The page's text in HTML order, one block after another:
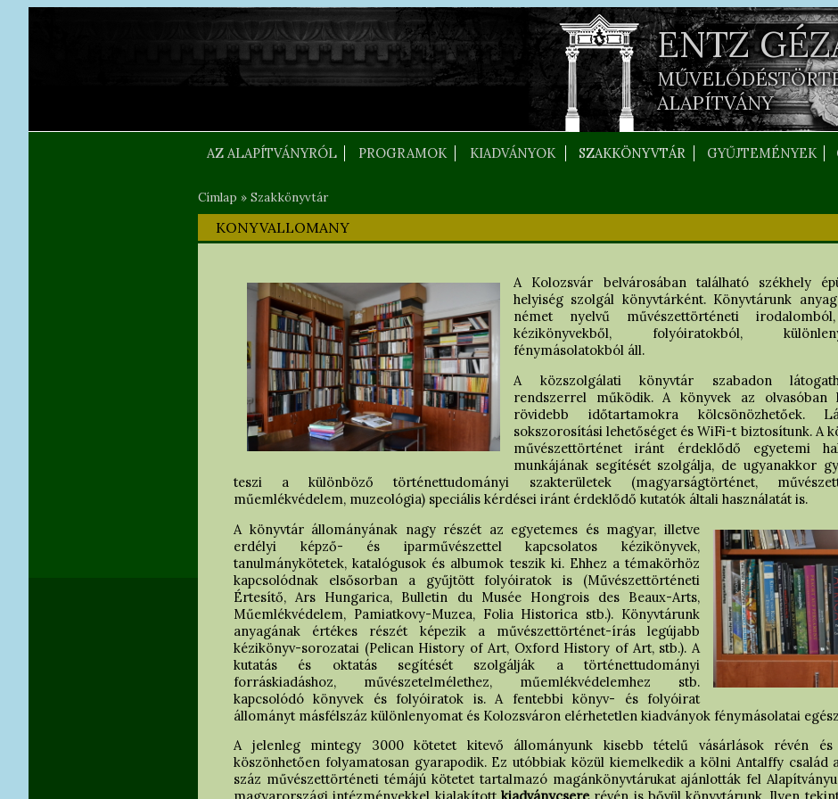
ENTZ
ALAPÍTVÁNY
AZ ALAPÍTVÁNYRÓL PROGRAMOK KIADVÁNYOK SZAKKÖNYVTÁR GYŰJTEMÉNYEK
Jelenlegi hely
Címlap » Szakkönyvtár
KONYVALLOMANY
A Kolozsvár belvárosában található székhely
helyiség szolgál könyvtárként. Könyvtárunk
német nyelvű művészettörténeti
kézikönyvekből, folyóiratokból,
fénymásolatokból áll.
A közszolgálati könyvtár szabadon
rendszerrel működik. A könyvek az olvasóban
rövidebb időtartamokra kölcsönözhetőek.
sokszorosítási lehetőséget és WiFi-t biztosítunk. A
művészettörténet iránt érdeklődő egyetemi
munkájának segítését szolgálja, de ugyanakkor
teszi a különböző történettudományi szakterületek (magyarságtörténet,
műemlékvédelem, muzeológia) speciális kérdései iránt érdeklődő kutatók általi használatát is.
A könyvtár állományának nagy részét az egyetemes és magyar, illetve
erdélyi képző- és iparművészettel kapcsolatos kézikönyvek,
tanulmánykötetek, katalógusok és albumok teszik ki. Ehhez a témakörhöz
kapcsolódnak elsősorban a gyűjtött folyóiratok is (Művészettörténeti
Értesítő, Ars Hungarica, Bulletin du Musée Hongrois des Beaux-Arts,
Műemlékvédelem, Pamiatkovy-Muzea, Folia Historica stb.). Könyvtárunk
anyagának értékes részét képezik a művészettörténet-írás legújabb
kézikönyv-sorozatai (Pelican History of Art, Oxford History of Art, stb.). A
kutatás és oktatás segítését szolgálják a történettudományi
forráskiadáshoz, művészetelmélethez, műemlékvédelemhez stb.
kapcsolódó könyvek és folyóiratok is. A fentebbi könyv- és folyóirat
állományt másfélszáz különlenyomat és Kolozsváron elérhetetlen kiadványok fénymásolatai
A jelenleg mintegy 3000 kötetet kitevő állományunk kisebb tételű vásárlások révén és
köszönhetően folyamatosan gyarapodik. Ez utóbbiak közül kiemelkedik a kölni Antalffy család
száz művészettörténeti témájú kötetet tartalmazó magánkönyvtárukat ajánlották fel